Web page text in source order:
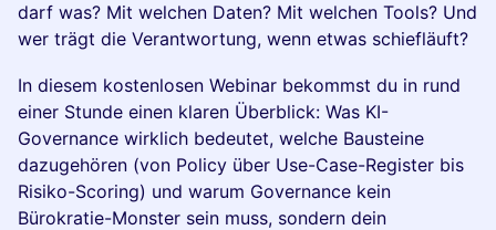
darf was? Mit welchen Daten? Mit welchen Tools? Und
wer trägt die Verantwortung, wenn etwas schiefläuft?
In diesem kostenlosen Webinar bekommst du in rund
einer Stunde einen klaren Überblick: Was KI-
Governance wirklich bedeutet, welche Bausteine
dazugehören (von Policy über Use-Case-Register bis
Risiko-Scoring) und warum Governance kein
Bürokratie-Monster sein muss, sondern dein